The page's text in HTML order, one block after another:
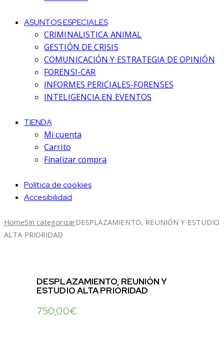
ASUNTOS ESPECIALES
CRIMINALISTICA ANIMAL
GESTIÓN DE CRISIS
COMUNICACIÓN Y ESTRATEGIA DE OPINIÓN
FORENSI-CAR
INFORMES PERICIALES-FORENSES
INTELIGENCIA EN EVENTOS
TIENDA
Mi cuenta
Carrito
Finalizar compra
Política de cookies
Accesibilidad
HomeSin categorizarDESPLAZAMIENTO, REUNIÓN Y ESTUDIO
ALTA PRIORIDAD
DESPLAZAMIENTO, REUNIÓN Y
ESTUDIO ALTA PRIORIDAD
750,00€